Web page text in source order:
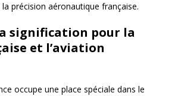
la précision aéronautique française.
signification pour la
et l’aviation
occupe une place spéciale dans le